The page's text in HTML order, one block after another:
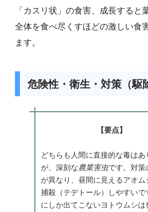
「カスリ状」の食害、成長すると
全体を食べ尽くすほどの激しい食
ます。
危険性・衛生・対策（駆
【要点】
どちらも人間に直接的な毒はあ
が、深刻な農業害虫です。対策
が異なり、昼間に見えるアオム
捕殺（テデトール）しやすいで
にしか出てこないヨトウムシは